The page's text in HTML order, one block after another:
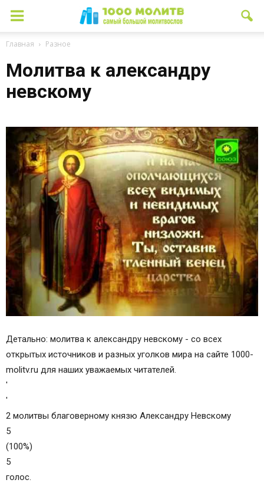
Главная Разное
Молитва к александру
невскому
Детально: молитва к александру невскому - со всех
открытых источников и разных уголков мира на сайте 1000-
molitv.ru для наших уважаемых читателей.
'
'
2 молитвы благоверному князю Александру Невскому
5
(100%)
5
голос.